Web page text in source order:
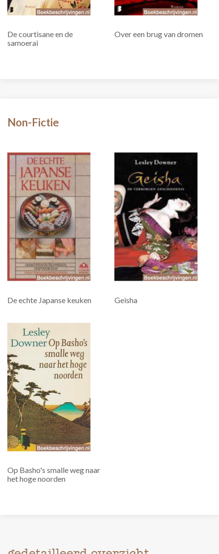
De courtisane en de
samoerai
Over een brug van dromen
Non-Fictie
De echte Japanse keuken Geisha
Op Basho's smalle weg naar
het hoge noorden